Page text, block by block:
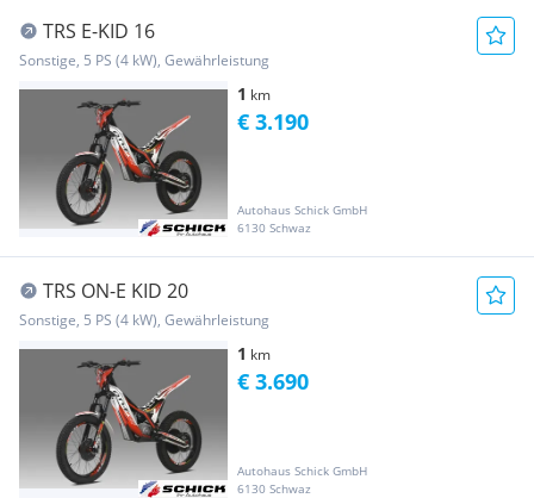
TRS E-KID 16
Sonstige, 5 PS (4 kW), Gewährleistung
1 km
Autohaus Schick GmbH
6130 Schwaz
€ 3.190
TRS ON-E KID 20
Sonstige, 5 PS (4 kW), Gewährleistung
1 km
Autohaus Schick GmbH
6130 Schwaz
€ 3.690